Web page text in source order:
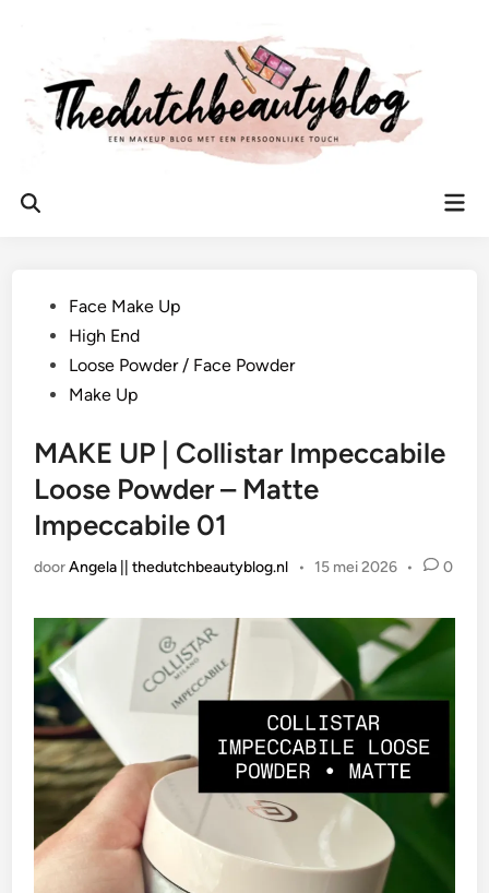
inhoud
Zoeken
Geplaatst
Face Make Up
High End
Loose Powder / Face Powder
Make Up
MAKE UP | Collistar Impeccabile
Loose Powder – Matte
Impeccabile 01
doorAngela || thedutchbeautyblog.nl • 15 mei 2026 • 0